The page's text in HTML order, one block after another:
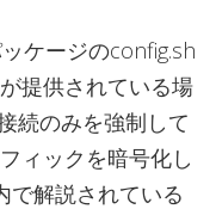
ケージのconfig.sh
提供されている場
続のみを強制して
ィックを暗号化し
で解説されている